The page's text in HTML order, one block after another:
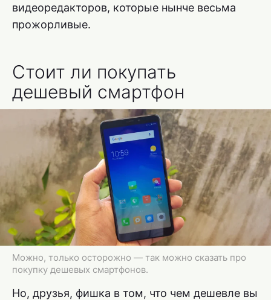
видеоредакторов, которые нынче весьма
прожорливые.
Стоит ли покупать
дешевый смартфон
Можно, только осторожно — так можно сказать про
покупку дешевых смартфонов.
Но, друзья, фишка в том, что чем дешевле вы